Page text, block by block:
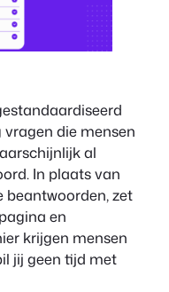
die mensen
al
In plaats van
beantwoorden, zet
en
krijgen mensen
jij geen tijd met